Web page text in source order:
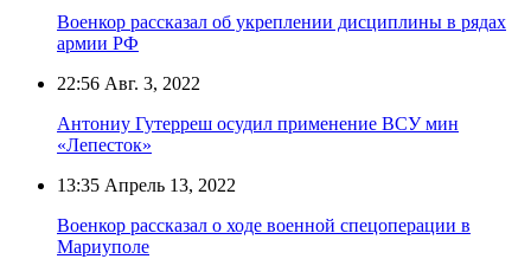
Военкор рассказал об укреплении дисциплины в рядах
армии РФ
22:56 Авг. 3, 2022
Антониу Гутерреш осудил применение ВСУ мин
«Лепесток»
13:35 Апрель 13, 2022
Военкор рассказал о ходе военной спецоперации в
Мариуполе